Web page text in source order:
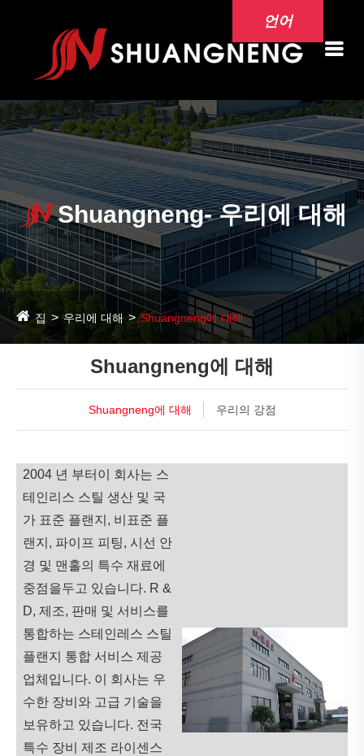
언어
Shuangneng- 우리에 대해
집 우리에 대해 Shuangneng에 대해
Shuangneng에 대해
Shuangneng에 대해 우리의 강점
2004 년 부터이 회사는 스
테인리스 스틸 생산 및 국
가 표준 플랜지, 비표준 플
랜지, 파이프 피팅, 시선 안
경 및 맨홀의 특수 재료에
중점을두고 있습니다. R &
D, 제조, 판매 및 서비스를
통합하는 스테인레스 스틸
플랜지 통합 서비스 제공
업체입니다. 이 회사는 우
수한 장비와 고급 기술을
보유하고 있습니다. 전국
특수 장비 제조 라이센스